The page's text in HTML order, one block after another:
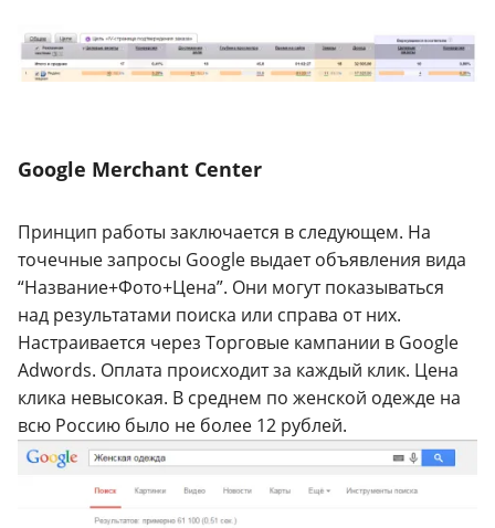
Google Merchant Center
Принцип работы заключается в следующем. На
точечные запросы Google выдает объявления вида
“Название+Фото+Цена”. Они могут показываться
над результатами поиска или справа от них.
Настраивается через Торговые кампании в Google
Adwords. Оплата происходит за каждый клик. Цена
клика невысокая. В среднем по женской одежде на
всю Россию было не более 12 рублей.